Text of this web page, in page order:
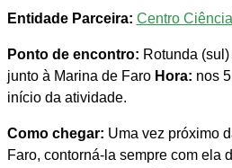
Entidade Parceira: Centro
Ponto de encontro: Rotunda
junto à Marina de Faro Hora: nos
início da atividade.
Como chegar: Uma vez próximo
Faro, contorná-la sempre com ela